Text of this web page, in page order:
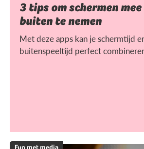
3 tips om schermen
buiten te nemen
Met deze apps kan je schermtijd
buitenspeeltijd perfect
Fun met media